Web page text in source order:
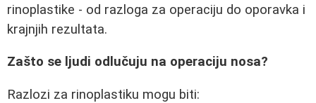
rinoplastike - od razloga za operaciju do oporavka i
krajnjih rezultata.
Zašto se ljudi odlučuju na operaciju nosa?
Razlozi za rinoplastiku mogu biti: